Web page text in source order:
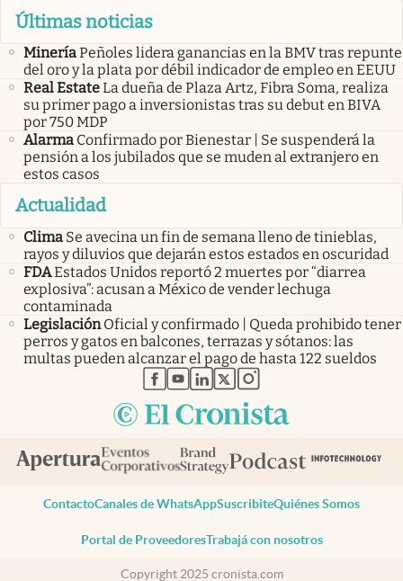
Últimas noticias
MineríaPeñoles lidera ganancias en la BMV tras repunte
del oro y la plata por débil indicador de empleo en EEUU
Real EstateLa dueña de Plaza Artz, Fibra Soma, realiza
su primer pago a inversionistas tras su debut en BIVA
por 750 MDP
Alarma Confirmado por Bienestar | Se suspenderá la
pensión a los jubilados que se muden al extranjero en
estos casos
Actualidad
Clima Se avecina un fin de semana lleno de tinieblas,
rayos y diluvios que dejarán estos estados en oscuridad
FDAEstados Unidos reportó 2 muertes por “diarrea
explosiva”: acusan a México de vender lechuga
contaminada
Legislación Oficial y confirmado | Queda prohibido tener
perros y gatos en balcones, terrazas y sótanos: las
multas pueden alcanzar el pago de hasta 122 sueldos
abre en nueva pestaña
abre en nueva pestaña
abre en nueva pestaña
abre en nueva pestaña
abre en nueva pestaña
ContactoCanales de WhatsAppSuscribiteQuiénes Somos
Portal de ProveedoresTrabajá con nosotros
Copyright 2025 cronista.com